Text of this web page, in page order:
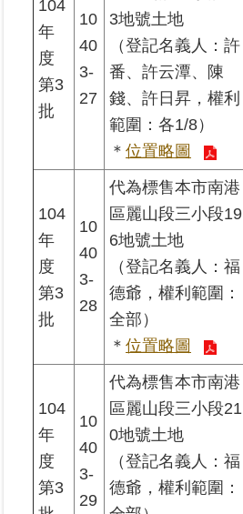
104
年
度
第3
批
10
40
3-
27
3地號土地
（登記名義人：許
番、許云潭、陳
錢、許日昇，權利
範圍：各1/8）
＊ 位置略圖
104
年
度
第3
批
10
40
3-
28
代為標售本市南港
區麗山段三小段19
6地號土地
（登記名義人：福
德爺，權利範圍：
全部）
＊ 位置略圖
104
年
度
第3
10
40
3-
29
代為標售本市南港
區麗山段三小段21
0地號土地
（登記名義人：福
德爺，權利範圍：